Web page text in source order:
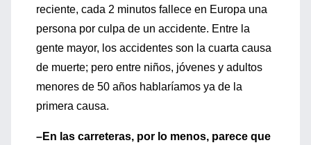
reciente, cada 2 minutos fallece en Europa una
persona por culpa de un accidente. Entre la
gente mayor, los accidentes son la cuarta causa
de muerte; pero entre niños, jóvenes y adultos
menores de 50 años hablaríamos ya de la
primera causa.
–En las carreteras, por lo menos, parece que